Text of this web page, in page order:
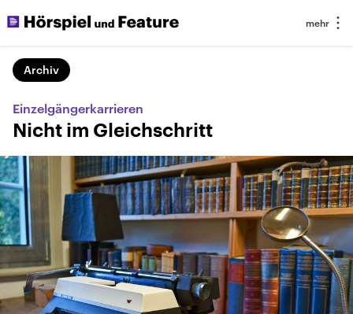
Archiv
Einzelgängerkarrieren
Nicht im Gleichschritt